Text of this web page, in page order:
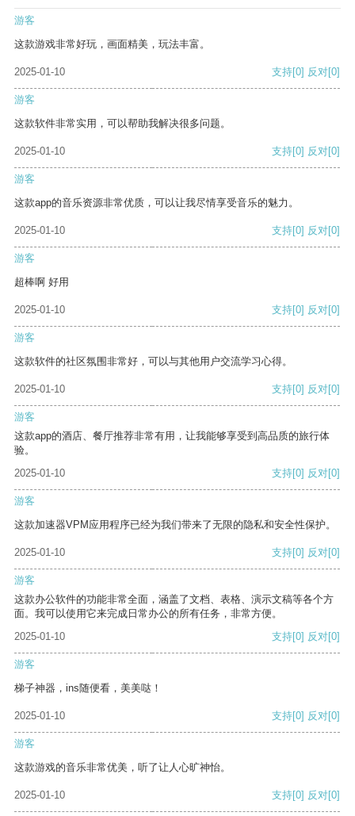
游客
这款游戏非常好玩，画面精美，玩法丰富。
2025-01-10 支持[0] 反对[0]
游客
这款软件非常实用，可以帮助我解决很多问题。
2025-01-10 支持[0] 反对[0]
游客
这款app的音乐资源非常优质，可以让我尽情享受音乐的魅力。
2025-01-10 支持[0] 反对[0]
游客
超棒啊 好用
2025-01-10 支持[0] 反对[0]
游客
这款软件的社区氛围非常好，可以与其他用户交流学习心得。
2025-01-10 支持[0] 反对[0]
游客
这款app的酒店、餐厅推荐非常有用，让我能够享受到高品质的旅行体
验。
2025-01-10
支持[0] 反对[0]
游客
这款加速器VPM应用程序已经为我们带来了无限的隐私和安全性保护。
2025-01-10 支持[0] 反对[0]
游客
这款办公软件的功能非常全面，涵盖了文档、表格、演示文稿等各个方
面。我可以使用它来完成日常办公的所有任务，非常方便。
2025-01-10
支持[0] 反对[0]
游客
梯子神器，ins随便看，美美哒！
2025-01-10 支持[0] 反对[0]
游客
这款游戏的音乐非常优美，听了让人心旷神怡。
2025-01-10 支持[0] 反对[0]